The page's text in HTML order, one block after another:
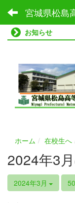
宮城県松島
お知らせ
ホーム 在校生へ
2024年3
2024年3月